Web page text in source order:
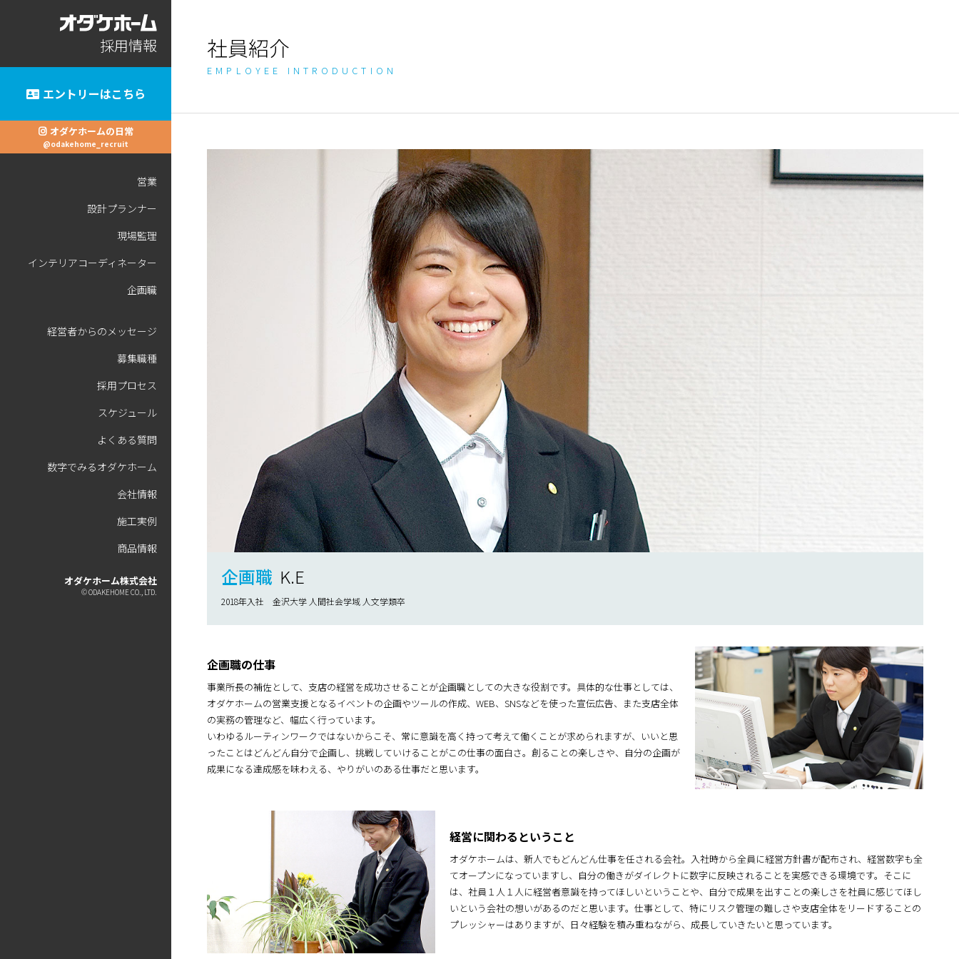
採用情報
エントリーはこちら
オダケホームの日常
@odakehome_recruit
営業
設計プランナー
現場監理
インテリアコーディネーター
企画職
経営者からのメッセージ
募集職種
採用プロセス
スケジュール
よくある質問
数字でみるオダケホーム
会社情報
施工実例
商品情報
オダケホーム株式会社
© ODAKEHOME CO., LTD.
社員紹介
EMPLOYEE INTRODUCTION
企画職 K.E
2018年入社 金沢大学 人間社会学域 人文学類卒
企画職の仕事
事業所長の補佐として、支店の経営を成功させることが企画職としての大きな役割です。具体的な仕事としては、
オダケホームの営業支援となるイベントの企画やツールの作成、WEB、SNSなどを使った宣伝広告、また支店全体
の実務の管理など、幅広く行っています。
いわゆるルーティンワークではないからこそ、常に意識を高く持って考えて働くことが求められますが、いいと思
ったことはどんどん自分で企画し、挑戦していけることがこの仕事の面白さ。創ることの楽しさや、自分の企画が
成果になる達成感を味わえる、やりがいのある仕事だと思います。
経営に関わるということ
オダケホームは、新人でもどんどん仕事を任される会社。入社時から全員に経営方針書が配布され、経営数字も全
てオープンになっていますし、自分の働きがダイレクトに数字に反映されることを実感できる環境です。そこに
は、社員１人１人に経営者意識を持ってほしいということや、自分で成果を出すことの楽しさを社員に感じてほし
いという会社の想いがあるのだと思います。仕事として、特にリスク管理の難しさや支店全体をリードすることの
プレッシャーはありますが、日々経験を積み重ねながら、成長していきたいと思っています。